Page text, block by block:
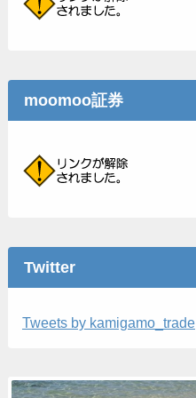
moomoo証券
Twitter
Tweets by kamigamo_trade